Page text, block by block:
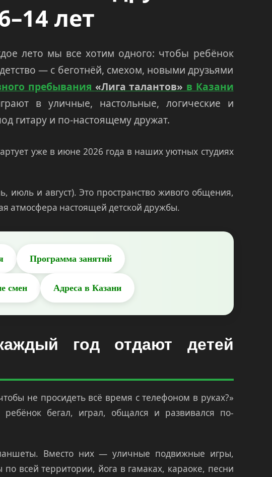
лет
лето мы все хотим одного: чтобы ребёнок
— с беготнёй, смехом, новыми друзьями
пребывания «Лига талантов» в Казани
в уличные, настольные, логические и
гитару и по-настоящему дружат.
уже в июне 2026 года в наших уютных студиях
и август). Это пространство живого общения,
атмосфера настоящей детской дружбы.
Программа занятий
смен Адреса в Казани
год отдают детей
не просидеть всё время с телефоном в руках?»
бегал, играл, общался и развивался по-
Вместо них — уличные подвижные игры,
всей территории, йога в гамаках, караоке, песни